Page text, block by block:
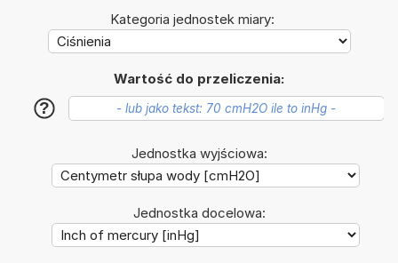
Kategoria jednostek miary:
Wartość do przeliczenia:
?
Jednostka wyjściowa:
Jednostka docelowa: